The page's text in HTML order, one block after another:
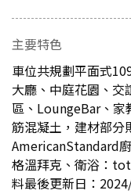
主要特色
車位共規劃平面式
大廳、中庭花園、交
區、LoungeBar、家
筋混凝土，建材部分
AmericanStandard
格溫拜克、衛浴：
料最後更新日：